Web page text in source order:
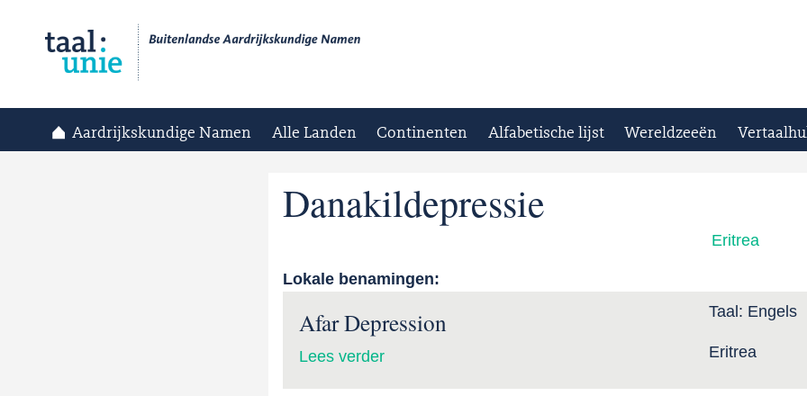
Aardrijkskundige Namen Alle Landen Continenten Alfabetische lijst Wereldzeeën
Danakildepressie
Eritrea
Lokale benamingen:
Afar Depression Taal: Engels
Eritrea
Lees verder